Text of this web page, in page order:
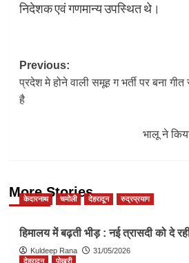
निदेशक एवं गणमान्य उपस्थित थे।
Post
navigation
Previous:
प्रदेश मे होने वाली समूह ग भर्ती पर बना
है
भालू ने
More Stories
केदारनाथ चमोली देहरादून रुद्रप्रयाग
हिमालय में बढ़ती भीड़ : नई त्रासदी को दे
Kuldeep Rana
31/05/2026
देहरादून
पोखरी